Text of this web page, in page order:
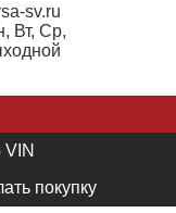
sv.ru
Вт, Ср,
VIN
покупку